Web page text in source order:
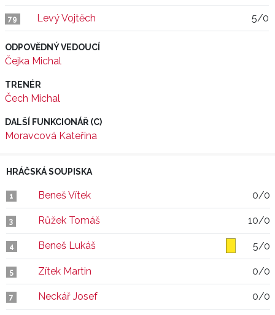
79 Levý Vojtěch 5/0
ODPOVĚDNÝ VEDOUCÍ
Čejka Michal
TRENÉR
Čech Michal
DALŠÍ FUNKCIONÁŘ (C)
Moravcová Kateřina
HRÁČSKÁ SOUPISKA
1 Beneš Vítek 0/0
3 Růžek Tomáš 10/0
4 Beneš Lukáš 5/0
5 Zítek Martin 0/0
7 Neckář Josef 0/0